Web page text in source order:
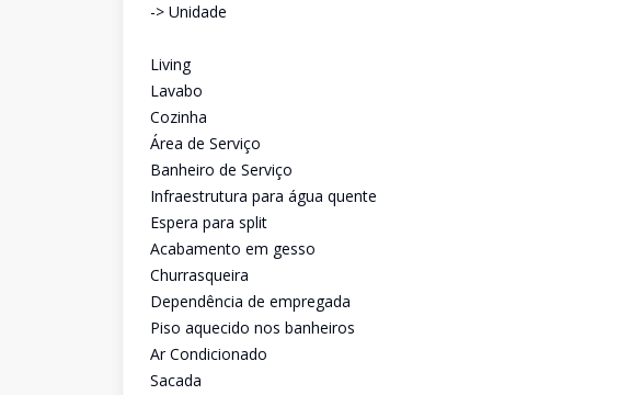
-> Unidade
Living
Lavabo
Cozinha
Área de Serviço
Banheiro de Serviço
Infraestrutura para água quente
Espera para split
Acabamento em gesso
Churrasqueira
Dependência de empregada
Piso aquecido nos banheiros
Ar Condicionado
Sacada